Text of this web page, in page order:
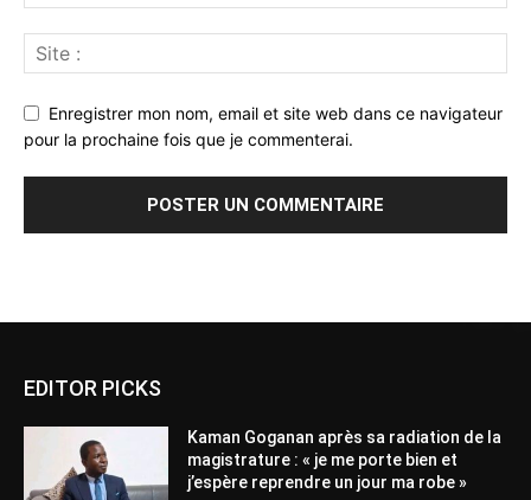
Enregistrer mon nom, email et site web dans ce navigateur
pour la prochaine fois que je commenterai.
EDITOR PICKS
Kaman Goganan après sa radiation de la
magistrature : « je me porte bien et
j’espère reprendre un jour ma robe »